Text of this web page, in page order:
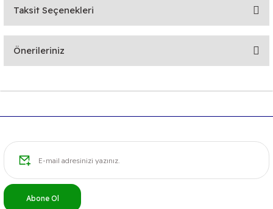
Bu ürüne ilk yorumu siz yapın!
Taksit Seçenekleri
Önerileriniz
Ürün bilgilerinde hatalar bulunuyor.
Ürün fiyatı diğer sitelerden daha pahalı.
Abone Ol